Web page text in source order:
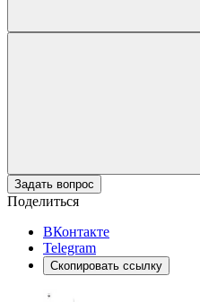
Задать вопрос
Поделиться
ВКонтакте
Telegram
Скопировать ссылку